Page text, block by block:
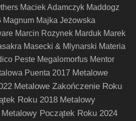
Maciek Adamczyk Maddogz
Magnum Majka Jeżowska
Marcin Rozynek Marduk Marek
Masecki & Mlynarski Materia
Peste Megalomorfus Mentor
Puenta 2017 Metalowe
Metalowe Zakończenie Roku
Roku 2018 Metalowy
Metalowy Początek Roku 2024